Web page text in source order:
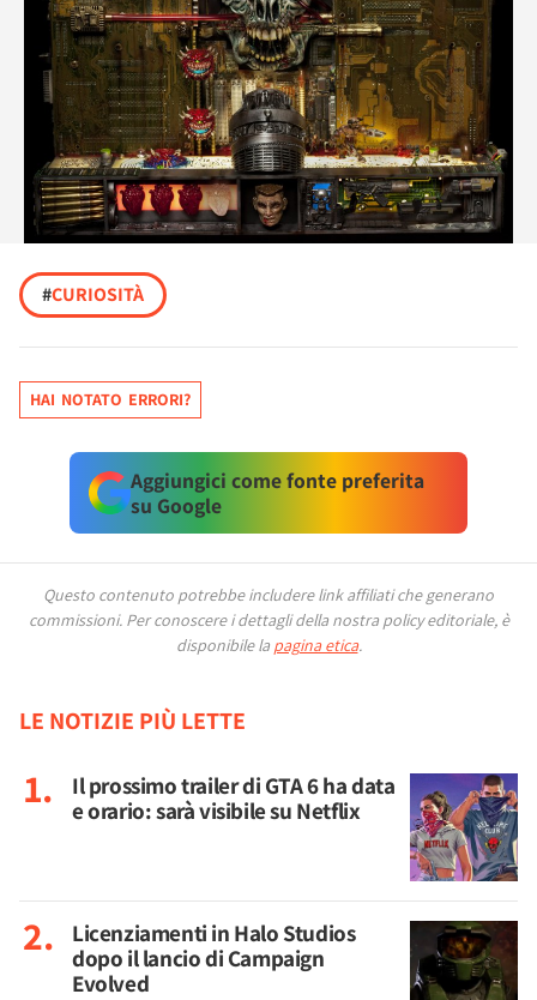
#CURIOSITÀ
HAI NOTATO ERRORI?
Aggiungici come fonte preferita
su Google
Questo contenuto potrebbe includere link affiliati che generano
commissioni. Per conoscere i dettagli della nostra policy editoriale, è
disponibile la pagina etica.
LE NOTIZIE PIÙ LETTE
Il prossimo trailer di GTA 6 ha data
e orario: sarà visibile su Netflix
Licenziamenti in Halo Studios
dopo il lancio di Campaign
Evolved